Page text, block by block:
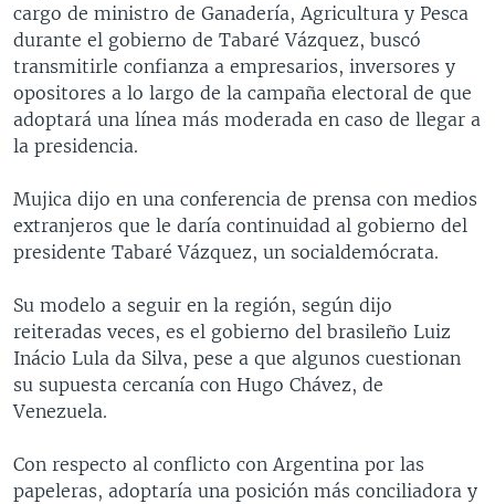
cargo de ministro de Ganadería, Agricultura y Pesca
durante el gobierno de Tabaré Vázquez, buscó
transmitirle confianza a empresarios, inversores y
opositores a lo largo de la campaña electoral de que
adoptará una línea más moderada en caso de llegar a
la presidencia.
Mujica dijo en una conferencia de prensa con medios
extranjeros que le daría continuidad al gobierno del
presidente Tabaré Vázquez, un socialdemócrata.
Su modelo a seguir en la región, según dijo
reiteradas veces, es el gobierno del brasileño Luiz
Inácio Lula da Silva, pese a que algunos cuestionan
su supuesta cercanía con Hugo Chávez, de
Venezuela.
Con respecto al conflicto con Argentina por las
papeleras, adoptaría una posición más conciliadora y